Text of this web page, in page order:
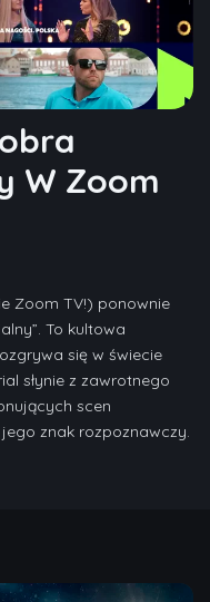
W Zoom
Zoom TV!) ponownie
To kultowa
się w świecie
słynie z zawrotnego
scen
znak rozpoznawczy.